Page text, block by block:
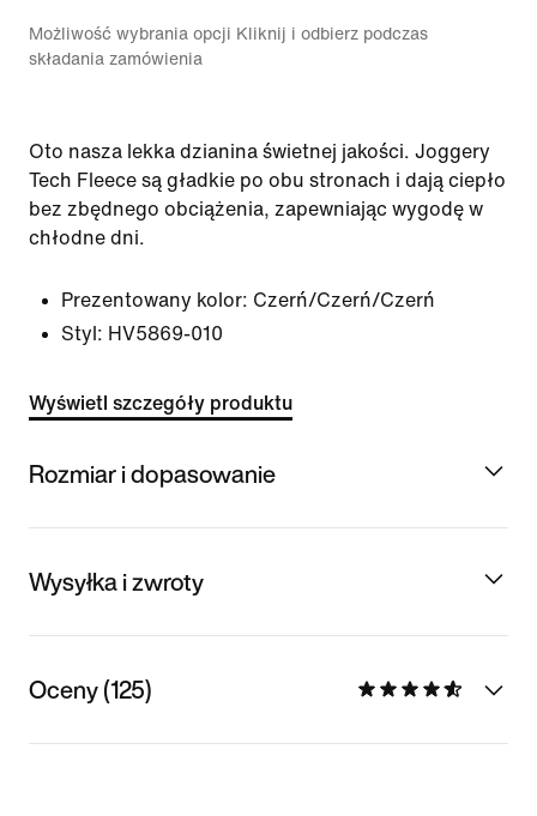
Możliwość wybrania opcji Kliknij i odbierz podczas
składania zamówienia
Oto nasza lekka dzianina świetnej jakości. Joggery
Tech Fleece są gładkie po obu stronach i dają ciepło
bez zbędnego obciążenia, zapewniając wygodę w
chłodne dni.
Prezentowany kolor: Czerń/Czerń/Czerń
Styl: HV5869-010
Wyświetl szczegóły produktu
Rozmiar i dopasowanie
Wysyłka i zwroty
Oceny (125)